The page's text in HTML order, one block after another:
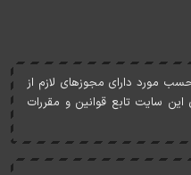
مورد دارای مجوزهای لازم از
سايت تابع قوانين و مقررات